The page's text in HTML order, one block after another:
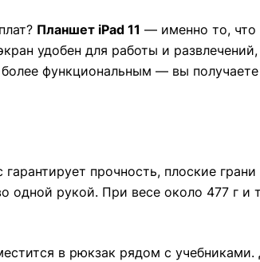
Планшет iPad 11 — именно то, что
удобен для работы и
функциональным — вы
прочность, плоские
одной рукой. При весе около 477 г
в рюкзак рядом с